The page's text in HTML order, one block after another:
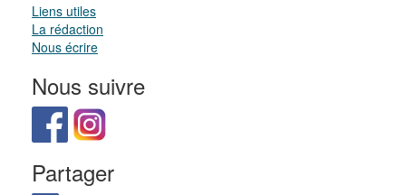
Liens utiles
La rédaction
Nous écrire
Nous suivre
Partager